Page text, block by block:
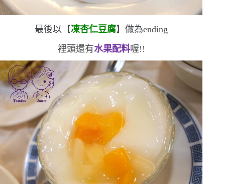
最後以 【凍杏仁豆腐】做為ending
裡頭還有水果配料喔!!